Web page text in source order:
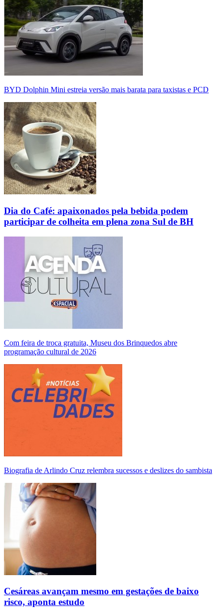
BYD Dolphin Mini estreia versão mais barata para taxistas e PCD
Dia do Café: apaixonados pela bebida podem
participar de colheita em plena zona Sul de BH
Com feira de troca gratuita, Museu dos Brinquedos abre
programação cultural de 2026
Biografia de Arlindo Cruz relembra sucessos e deslizes do sambista
Cesáreas avançam mesmo em gestações de baixo
risco, aponta estudo